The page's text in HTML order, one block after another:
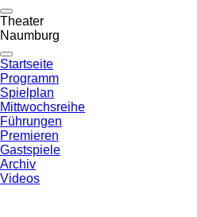
Theater
Naumburg
Startseite
Programm
Spielplan
Mittwochsreihe
Führungen
Premieren
Gastspiele
Archiv
Videos